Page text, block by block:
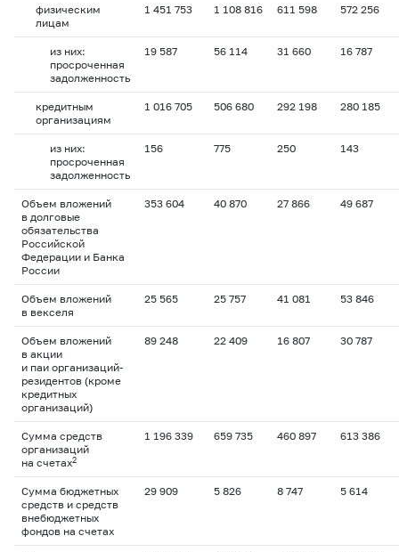
физическим
лицам
1 451 753 1 108 816 611 598 572 256
из них:
просроченная
задолженность
19 587 56 114 31 660 16 787
кредитным
организациям
1 016 705 506 680 292 198 280 185
из них:
просроченная
задолженность
156 775 250 143
Объем вложений
в долговые
обязательства
Российской
Федерации и Банка
России
353 604 40 870 27 866 49 687
Объем вложений
в векселя
25 565 25 757 41 081 53 846
Объем вложений
в акции
и паи организаций-
резидентов (кроме
кредитных
организаций)
89 248 22 409 16 807 30 787
Сумма средств
организаций
на счетах2
1 196 339 659 735 460 897 613 386
Сумма бюджетных
средств и средств
внебюджетных
фондов на счетах
29 909 5 826 8 747 5 614